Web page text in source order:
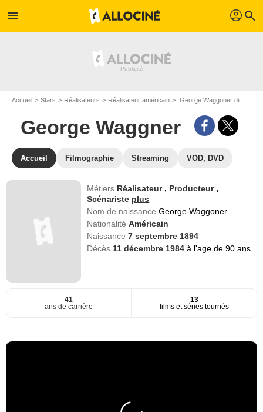
menu profil search
Accueil Stars Réalisateurs Réalisateur américain George Waggoner dit George Waggner
George Waggner
Accueil Filmographie Streaming VOD, DVD
Métiers Réalisateur , Producteur ,
Scénariste plus
Nom de naissanceGeorge Waggoner
NationalitéAméricain
Naissance7 septembre 1894
Décès 11 décembre 1984à l'age de 90 ans
41
ans de carrière
13
films et séries tournés